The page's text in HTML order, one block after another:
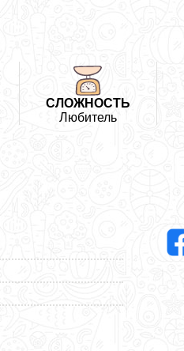
СЛОЖНОСТЬ
Любитель